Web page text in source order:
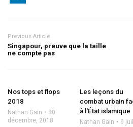
Previous Article
Singapour, preuve que la taille
ne compte pas
Nos tops et flops
2018
Nathan Gain
30
décembre, 2018
Les leçons du
combat urbain
à l'État islamique
Nathan Gain
9